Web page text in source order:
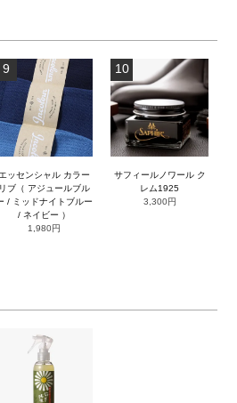
9
エッセンシャル カラー
リブ（ アジュールブル
/ ミッドナイトブルー
/ ネイビー ）
1,980円
10
サフィールノワール ク
レム1925
3,300円